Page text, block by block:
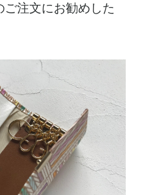
ご注文にお勧めした